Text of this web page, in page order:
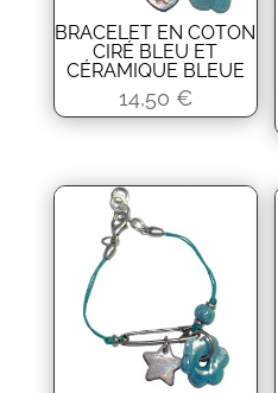
BRACELET EN COTON
CIRÉ BLEU ET
CÉRAMIQUE BLEUE
14,50 €